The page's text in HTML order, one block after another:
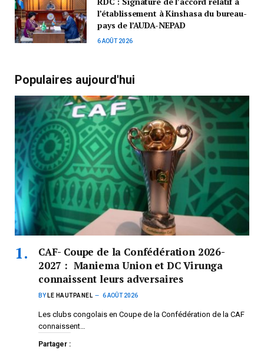
l’établissement à Kinshasa du bureau-
pays de l’AUDA-NEPAD
6 AOÛT 2026
Populaires aujourd'hui
CAF- Coupe de la Confédération 2026-
2027 : Maniema Union et DC Virunga
connaissent leurs adversaires
BY LE HAUTPANEL 6 AOÛT 2026
Les clubs congolais en Coupe de la Confédération de la CAF
connaissent…
Partager :